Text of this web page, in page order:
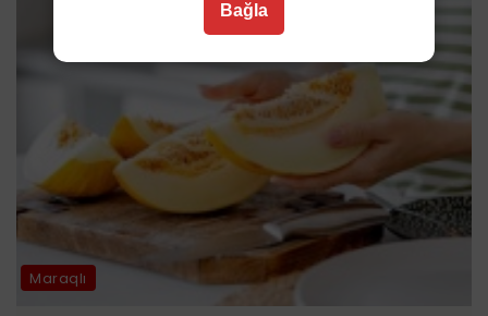
Maraqlı
Bağla